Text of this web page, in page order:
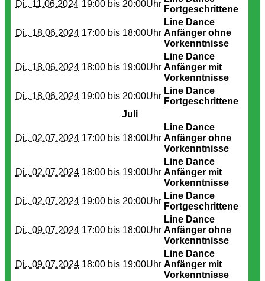
Di.. 11.06.2024 19:00 bis 20:00Uhr
Fortgeschrittene
Di.. 18.06.2024 17:00 bis 18:00Uhr
Line Dance
Anfänger ohne
Vorkenntnisse
Di.. 18.06.2024 18:00 bis 19:00Uhr
Line Dance
Anfänger mit
Vorkenntnisse
Di.. 18.06.2024 19:00 bis 20:00Uhr
Line Dance
Fortgeschrittene
Juli
Di.. 02.07.2024 17:00 bis 18:00Uhr
Line Dance
Anfänger ohne
Vorkenntnisse
Di.. 02.07.2024 18:00 bis 19:00Uhr
Line Dance
Anfänger mit
Vorkenntnisse
Di.. 02.07.2024 19:00 bis 20:00Uhr
Line Dance
Fortgeschrittene
Di.. 09.07.2024 17:00 bis 18:00Uhr
Line Dance
Anfänger ohne
Vorkenntnisse
Di.. 09.07.2024 18:00 bis 19:00Uhr
Line Dance
Anfänger mit
Vorkenntnisse